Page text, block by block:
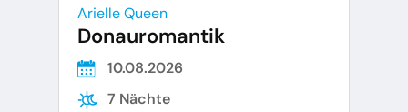
Arielle Queen
Donauromantik
10.08.2026
7 Nächte